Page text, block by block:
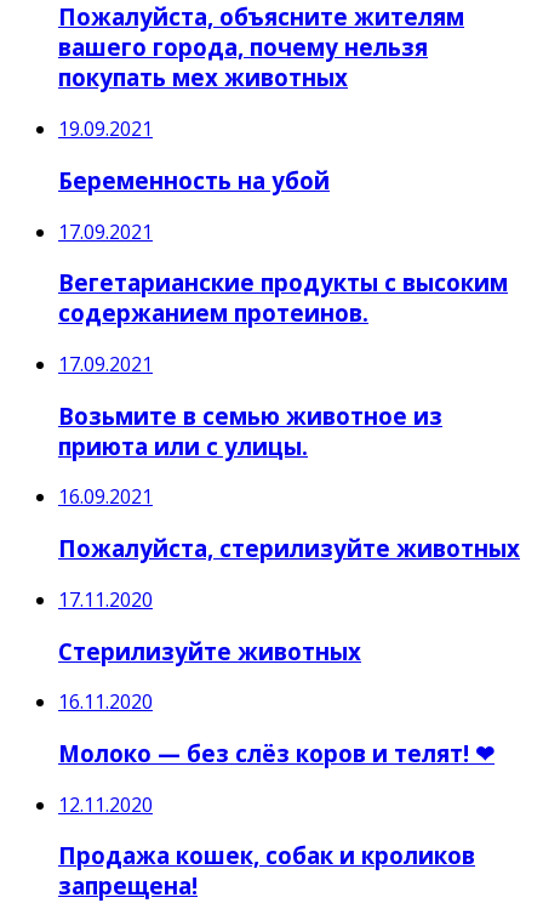
Пожалуйста, объясните жителям
вашего города, почему нельзя
покупать мех животных
19.09.2021
Беременность на убой
17.09.2021
Вегетарианские продукты с высоким
содержанием протеинов.
17.09.2021
Возьмите в семью животное из
приюта или с улицы.
16.09.2021
Пожалуйста, стерилизуйте животных
17.11.2020
Стерилизуйте животных
16.11.2020
Молоко — без слёз коров и телят! ❤
12.11.2020
Продажа кошек, собак и кроликов
запрещена!